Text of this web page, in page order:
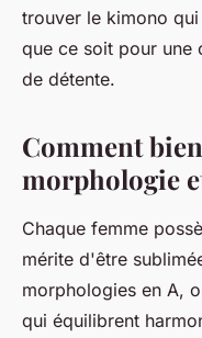
trouver le kimono
que ce soit pour une
de détente.
Comment
morphologie
Chaque femme
mérite d'être
morphologies en A,
qui équilibrent